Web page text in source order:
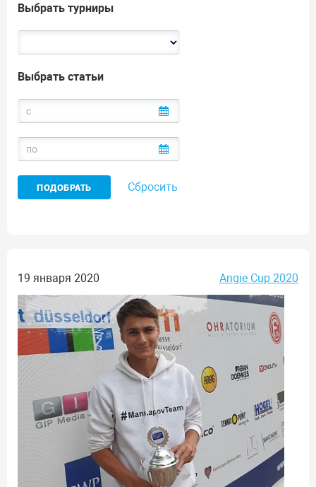
Выбрать турниры
Выбрать статьи
Сбросить
19 января 2020 Angie Cup 2020